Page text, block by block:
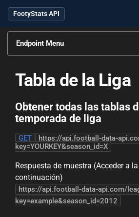
FootyStats API
Endpoint Menu
Tabla de la Liga
Obtener todas las tablas
temporada de liga
GET
https://api.football-data-
key=YOURKEY&season_id=X
Respuesta de muestra (Acceder a la
continuación)
https://api.football-data-api.com/
key=example&season_id=2012